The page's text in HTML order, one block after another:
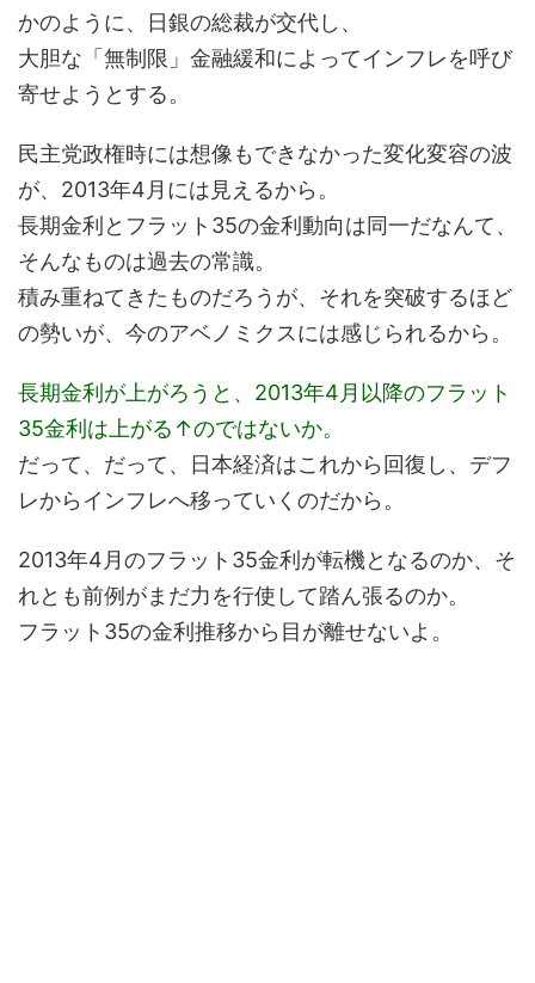
かのように、日銀の総裁が交代し、
大胆な「無制限」金融緩和によってインフレを呼び
寄せようとする。
民主党政権時には想像もできなかった変化変容の波
が、2013年4月には見えるから。
長期金利とフラット35の金利動向は同一だなんて、
そんなものは過去の常識。
積み重ねてきたものだろうが、それを突破するほど
の勢いが、今のアベノミクスには感じられるから。
長期金利が上がろうと、2013年4月以降のフラット
35金利は上がる↑のではないか。
だって、だって、日本経済はこれから回復し、デフ
レからインフレへ移っていくのだから。
2013年4月のフラット35金利が転機となるのか、そ
れとも前例がまだ力を行使して踏ん張るのか。
フラット35の金利推移から目が離せないよ。